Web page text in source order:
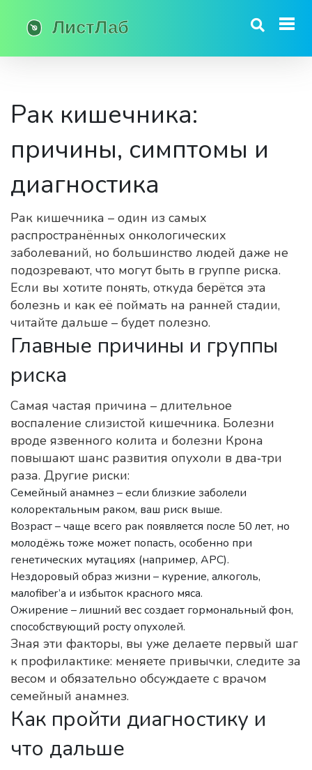
Рак кишечника:
причины, симптомы и
диагностика
Рак кишечника – один из самых
распространённых онкологических
заболеваний, но большинство людей даже не
подозревают, что могут быть в группе риска.
Если вы хотите понять, откуда берётся эта
болезнь и как её поймать на ранней стадии,
читайте дальше – будет полезно.
Главные причины и группы
риска
Самая частая причина – длительное
воспаление слизистой кишечника. Болезни
вроде язвенного колита и болезни Крона
повышают шанс развития опухоли в два‑три
раза. Другие риски:
Семейный анамнез – если близкие заболели
колоректальным раком, ваш риск выше.
Возраст – чаще всего рак появляется после 50 лет, но
молодёжь тоже может попасть, особенно при
генетических мутациях (например, APC).
Нездоровый образ жизни – курение, алкоголь,
малоfiber’а и избыток красного мяса.
Ожирение – лишний вес создает гормональный фон,
способствующий росту опухолей.
Зная эти факторы, вы уже делаете первый шаг
к профилактике: меняете привычки, следите за
весом и обязательно обсуждаете с врачом
семейный анамнез.
Как пройти диагностику и
что дальше